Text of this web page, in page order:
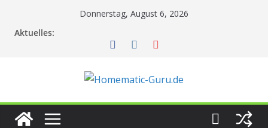
Donnerstag, August 6, 2026
Aktuelles: